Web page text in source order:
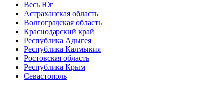
Весь Юг
Астраханская область
Волгоградская область
Краснодарский край
Республика Адыгея
Республика Калмыкия
Ростовская область
Республика Крым
Севастополь